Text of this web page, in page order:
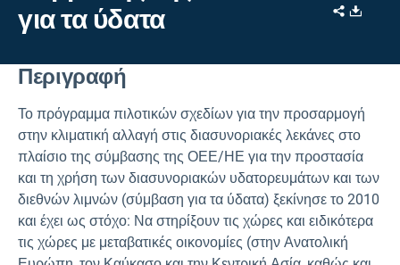
για τα ύδατα
Share
Περιγραφή
Το πρόγραμμα πιλοτικών σχεδίων για την προσαρμογή
στην κλιματική αλλαγή στις διασυνοριακές λεκάνες στο
πλαίσιο της σύμβασης της ΟΕΕ/ΗΕ για την προστασία
και τη χρήση των διασυνοριακών υδατορευμάτων και των
διεθνών λιμνών (σύμβαση για τα ύδατα) ξεκίνησε το 2010
και έχει ως στόχο: Να στηρίξουν τις χώρες και ειδικότερα
τις χώρες με μεταβατικές οικονομίες (στην Ανατολική